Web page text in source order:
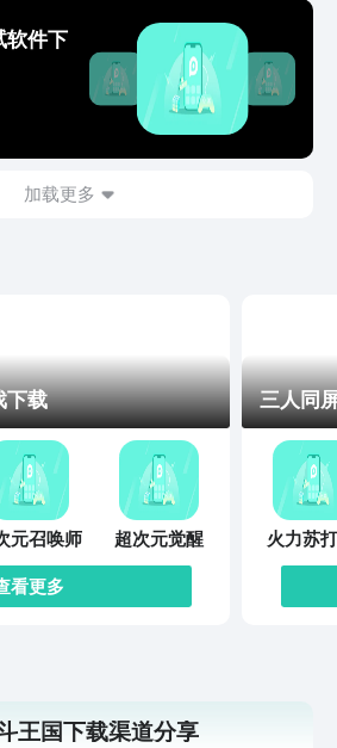
拍照翻译。出国旅游、外语交流，沟
障碍。【便捷魔术手势】手势操作革
滑行控制光标移动、批量删除。单指
即可切换到单手模式，长按拖动则变
浮模式，操作简单又便捷。快下载使
狗输入法，体验实用、好玩、有趣的
技能吧！
软件下
加载更多
下载
元召唤师
超次元觉醒
看更多
三人同
火力苏
王国下载渠道分享